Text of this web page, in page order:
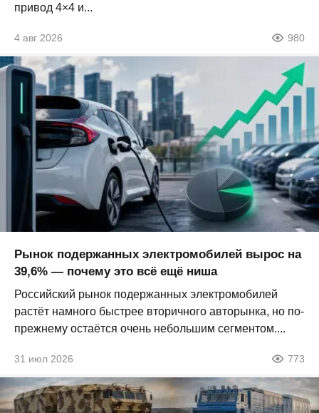
привод 4×4 и...
4 авг 2026 980
Рынок подержанных электромобилей вырос на
39,6% — почему это всё ещё ниша
Российский рынок подержанных электромобилей
растёт намного быстрее вторичного авторынка, но по-
прежнему остаётся очень небольшим сегментом....
31 июл 2026 773